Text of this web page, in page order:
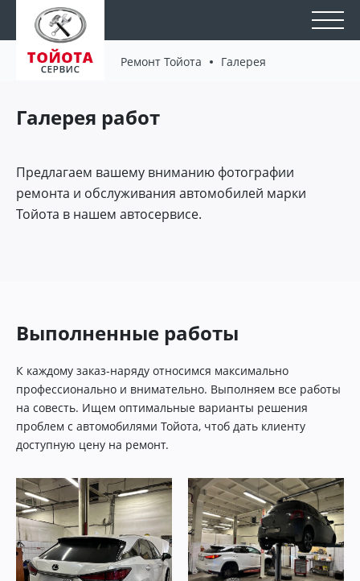
Ремонт Тойота Галерея
Галерея работ
Предлагаем вашему вниманию фотографии
ремонта и обслуживания автомобилей марки
Тойота в нашем автосервисе.
Выполненные работы
К каждому заказ-наряду относимся максимально
профессионально и внимательно. Выполняем все работы
на совесть. Ищем оптимальные варианты решения
проблем с автомобилями Тойота, чтоб дать клиенту
доступную цену на ремонт.